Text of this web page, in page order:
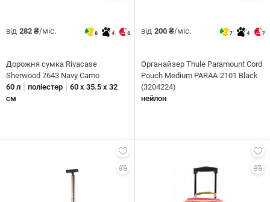
від 282 ₴/міс. 8 4 8
Дорожня сумка Rivacase
Sherwood 7643 Navy Camo
60 л
поліестер
60 х 35.5 х 32
см
від 200 ₴/міс. 7 4 7
Органайзер Thule Paramount Cord
Pouch Medium PARAA-2101 Black
(3204224)
нейлон